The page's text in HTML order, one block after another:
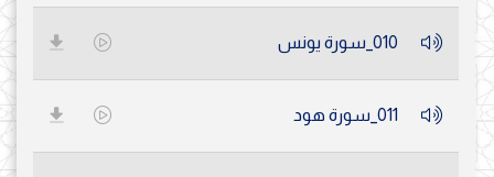
010_سورة يونس
011_سورة هود